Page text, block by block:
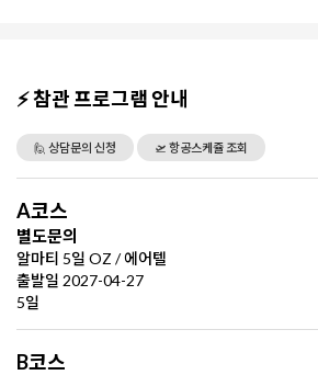
⚡ 참관 프로그램 안내
🙋 상담문의 신청 🛫 항공스케쥴 조회
A코스
별도문의
알마티 5일 OZ / 에어텔
출발일 2027-04-27
5일
B코스